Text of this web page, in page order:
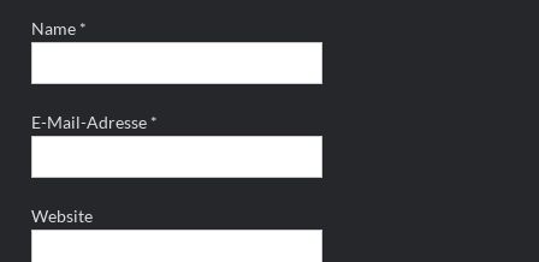
Name *
E-Mail-Adresse *
Website